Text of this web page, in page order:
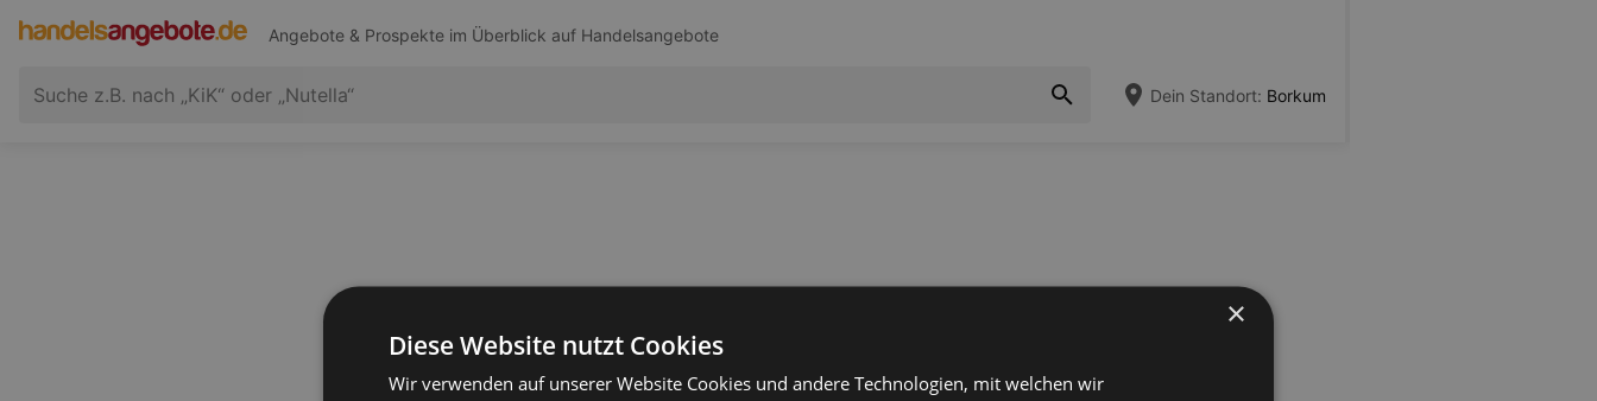
Angebote & Prospekte im Überblick auf Handelsangebote
Dein Standort: Borkum
×
Diese Website nutzt Cookies
Wir verwenden auf unserer Website Cookies und andere Technologien, mit welchen wir